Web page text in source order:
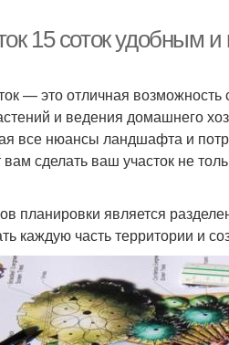
15 соток удобным
— это отличная
и ведения домашнего
все нюансы ландшафта и
сделать ваш участок не
планировки является
каждую часть территории и